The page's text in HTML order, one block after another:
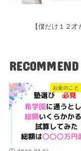
【僕だけ１２
RECOMMEND
お金のこ